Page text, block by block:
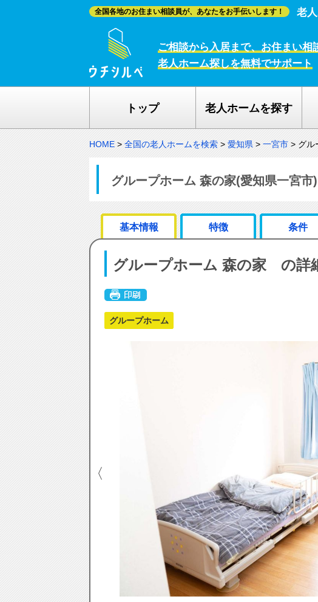
全国各地のお住まい相談員が、あなたをお手伝いします！ 老
ご相談から入居まで、お住まい相
老人ホーム探しを無料でサポート
トップ 老人ホームを探す
HOME > 全国の老人ホームを検索 > 愛知県 > 一宮市 > グル
グループホーム 森の家(愛知県一宮市)
基本情報 特徴 条件
グループホーム 森の家 の詳
グループホーム